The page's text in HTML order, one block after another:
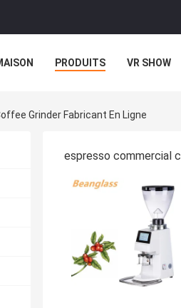
PRODUITS VR SHOW
Grinder Fabricant En Ligne
espresso commercial